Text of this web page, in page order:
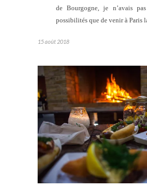
de Bourgogne, je n’avais pas
possibilités que de venir à Paris
15 août 2018